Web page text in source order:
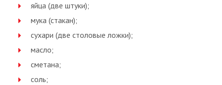
яйца (две штуки);
мука (стакан);
сухари (две столовые ложки);
масло;
сметана;
соль;